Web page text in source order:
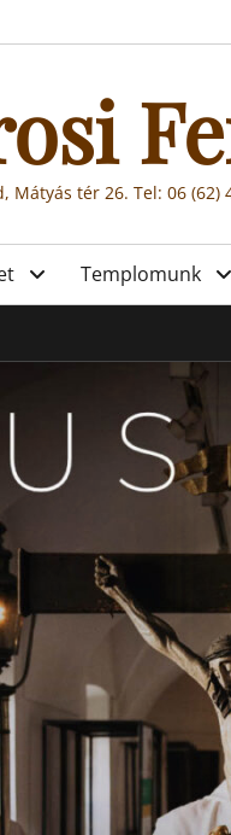
Mátyás tér 26. Tel: 06 (62)
Templomunk